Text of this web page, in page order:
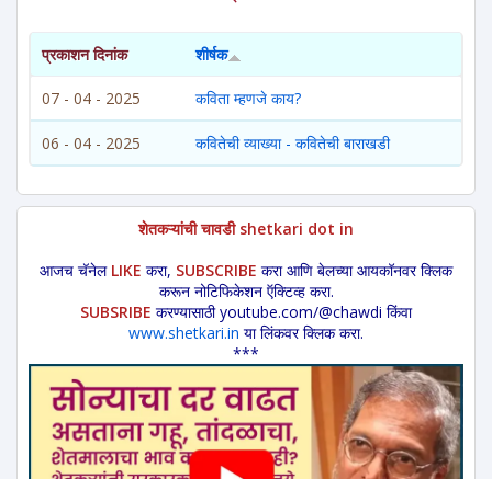
प्रकाशन दिनांक शीर्षक
07 - 04 - 2025 कविता म्हणजे काय?
06 - 04 - 2025 कवितेची व्याख्या - कवितेची बाराखडी
शेतकऱ्यांची चावडी shetkari dot in
आजच चॅनेल LIKE करा, SUBSCRIBE करा आणि बेलच्या आयकॉनवर क्लिक
करून नोटिफिकेशन ऍक्टिव्ह करा.
SUBSRIBE करण्यासाठी youtube.com/@chawdi किंवा
www.shetkari.in या लिंकवर क्लिक करा.
***